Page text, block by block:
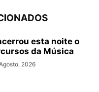
esta noite o
da Música
2026